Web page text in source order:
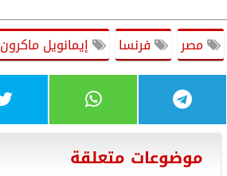
مصر فرنسا إيمانويل ماكرون
موضوعات متعلقة